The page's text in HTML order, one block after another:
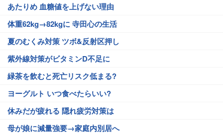
あたりめ 血糖値を上げない理由
体重62kg→82kgに 寺田心の生活
夏のむくみ対策 ツボ&反射区押し
紫外線対策がビタミンD不足に
緑茶を飲むと死亡リスク低まる?
ヨーグルト いつ食べたらいい?
休みだが疲れる 隠れ疲労対策は
母が娘に減量強要→家庭内別居へ